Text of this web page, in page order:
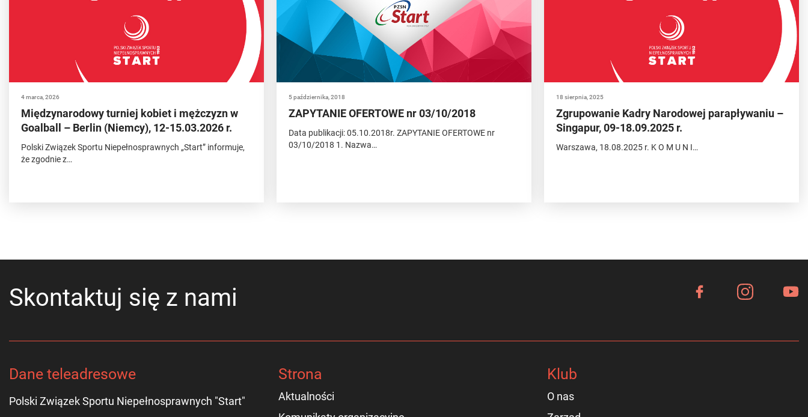
4 marca, 2026
Międzynarodowy turniej kobiet i mężczyzn w
Goalball – Berlin (Niemcy), 12-15.03.2026 r.
Polski Związek Sportu Niepełnosprawnych „Start” informuje,
że zgodnie z…
5 października, 2018
ZAPYTANIE OFERTOWE nr 03/10/2018
Data publikacji: 05.10.2018r. ZAPYTANIE OFERTOWE nr
03/10/2018 1. Nazwa…
18 sierpnia, 2025
Zgrupowanie Kadry Narodowej parapływaniu –
Singapur, 09-18.09.2025 r.
Warszawa, 18.08.2025 r. K O M U N I…
Skontaktuj się z nami
Dane teleadresowe
Polski Związek Sportu Niepełnosprawnych "Start"
Strona
Aktualności
Klub
O nas